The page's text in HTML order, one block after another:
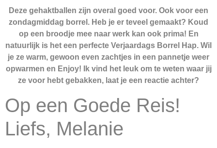
Deze gehaktballen zijn overal goed voor. Ook voor een
zondagmiddag borrel. Heb je er teveel gemaakt? Koud
op een broodje mee naar werk kan ook prima! En
natuurlijk is het een perfecte Verjaardags Borrel Hap. Wil
je ze warm, gewoon even zachtjes in een pannetje weer
opwarmen en Enjoy! Ik vind het leuk om te weten waar jij
ze voor hebt gebakken, laat je een reactie achter?
Op een Goede Reis!
Liefs, Melanie